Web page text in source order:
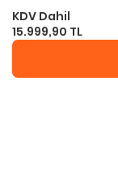
KDV Dahil
15.999,90 TL